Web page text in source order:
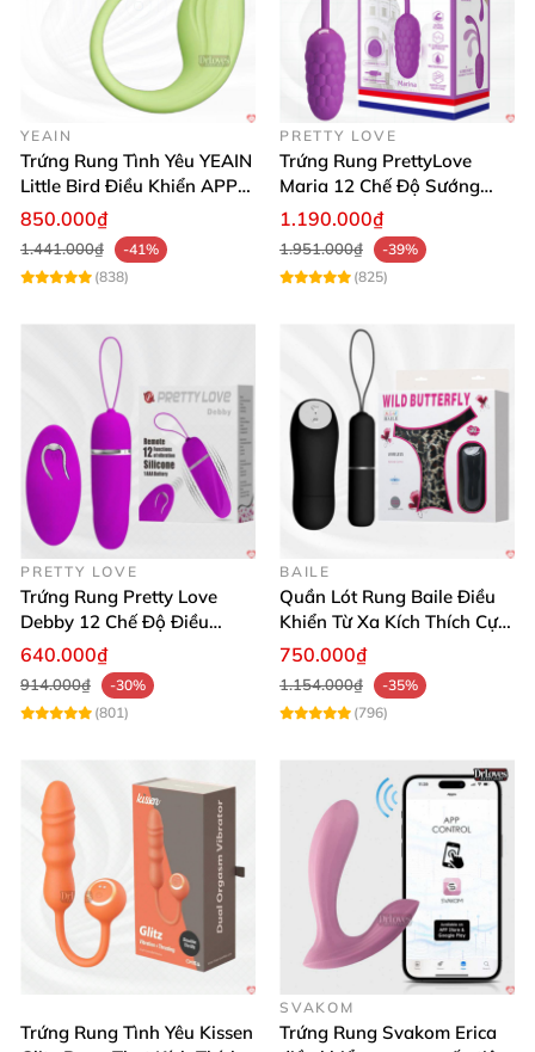
YEAIN
Trứng Rung Tình Yêu YEAIN
Little Bird Điều Khiển APP
Siêu Mạnh
850.000₫
1.441.000₫
-41%
(838)
PRETTY LOVE
Trứng Rung PrettyLove
Maria 12 Chế Độ Sướng
Mạnh Mẽ, Giảm Stress
1.190.000₫
1.951.000₫
-39%
(825)
PRETTY LOVE
Trứng Rung Pretty Love
Debby 12 Chế Độ Điều
Khiển Từ Xa Siêu Mượt
640.000₫
914.000₫
-30%
(801)
BAILE
Quần Lót Rung Baile Điều
Khiển Từ Xa Kích Thích Cực
Mạnh
750.000₫
1.154.000₫
-35%
(796)
Trứng Rung Tình Yêu Kissen
SVAKOM
Trứng Rung Svakom Erica